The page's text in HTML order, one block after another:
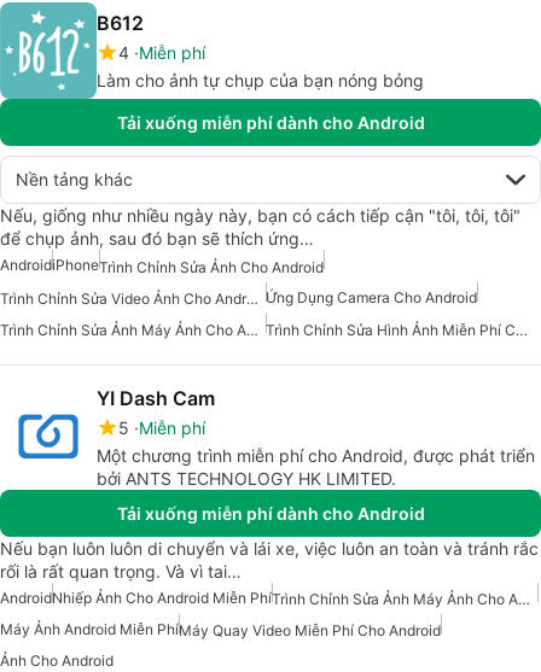
B612
4 Miễn phí
Làm cho ảnh tự chụp của bạn nóng bỏng
Tải xuống miễn phí dành cho Android
Nền tảng khác
Nếu, giống như nhiều ngày này, bạn có cách tiếp cận "tôi, tôi, tôi"
để chụp ảnh, sau đó bạn sẽ thích ứng…
AndroidiPhoneTrình Chỉnh Sửa Ảnh Cho Android
Trình Chỉnh Sửa Video Ảnh Cho Android Ứng Dụng Camera Cho Android
Trình Chỉnh Sửa Ảnh Máy Ảnh Cho Android
Trình Chỉnh Sửa Hình Ảnh Miễn Phí Cho Android
YI Dash Cam
5 Miễn phí
Một chương trình miễn phí cho Android, được phát triển
bởi ANTS TECHNOLOGY HK LIMITED.
Tải xuống miễn phí dành cho Android
Nếu bạn luôn luôn di chuyển và lái xe, việc luôn an toàn và tránh rắc
rối là rất quan trọng. Và vì tai…
AndroidNhiếp Ảnh Cho Android Miễn Phí
Trình Chỉnh Sửa Ảnh Máy Ảnh Cho Android
Máy Ảnh Android Miễn PhíMáy Quay Video Miễn Phí Cho Android
Ảnh Cho Android